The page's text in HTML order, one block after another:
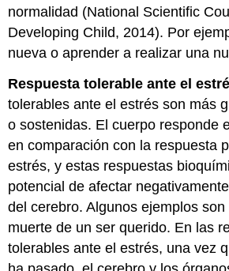
normalidad (National Scientific
Developing Child, 2014). Por
nueva o aprender a realizar una
Respuesta tolerable ante el
tolerables ante el estrés son más
o sostenidas. El cuerpo responde
en comparación con la respuesta
estrés, y estas respuestas
potencial de afectar
del cerebro. Algunos ejemplos
muerte de un ser querido. En las
tolerables ante el estrés, una vez